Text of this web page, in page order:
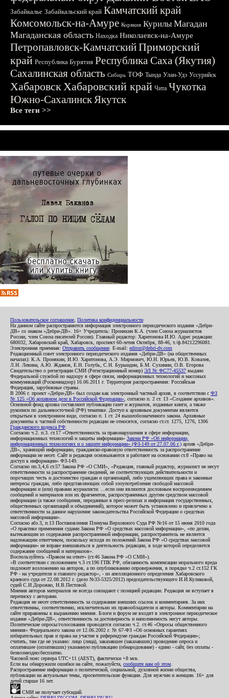
Забайкалье Забайкальский край Камчатский край
Комсомольск-на-Амуре Корякия Курилы Магадан
Магаданская область Находка Николаевск-на-Амуре
Петропавловск-КамчатскийПриморский
край Республика Бурятия Республика Саха (Якутия)
Сахалинская область Сибирь ТОФ Тында Улан-Удэ Уссурийск
ХабаровскХабаровский край Чита Чукотка
Южно-СахалинскЯкутск
Все теги >>
Пользовательское соглашение Политика конфиденциальности
На данном сайте распространяется информация электронного периодического издания «Дебри-
ДВ» со знаком «Дебри-ДВ». 16+ Учредитель: Пронякин К.А. (член Союза журналистов
России, член Союза писателей России). Главный редактор: Харитонова И.Ю. Адрес редакции:
680032, Хабаровский край, Хабаровск, проспект 60-летия Октября, 88-46, т./ф.84212296081.
Электронная приемная: Отправить сообщение . E-mail: editor@debri-dv.com
Редакционный совет электронного периодического издания «Дебри-ДВ» (на общественных
началах): К.А. Пронякин, И.Ю. Харитонова, А.Э. Мирмович, Ю.Н. Юрьев, Ю.В. Ковалев,
Л.Н. Левина, А.Ю. Жданов, Е.Н. Голубь, С.Н. Бурындин, Б.М. Сухинин, О.В. Егорова
Свидетельство о регистрации СМИ (Регистрационный номер) ЭЛ № ФС77-45537 выдано
Федеральной службой по надзору в сфере связи, информационных технологий и массовых
коммуникаций (Роскомнадзор) 16.06.2011 г. Территория распространения: Российская
Федерация, зарубежные страны.
В 2006 г. проект «Дебри-ДВ» был создан как электронный частный архив, в соответствии с ФЗ
№ 125 «Об архивном деле в Российской Федерации» , согласно п. 2 ст. 13 «Создание архивов».
Основной фонд архива составляют публикации газет и журналов, изданные книги, а также
рукописи по дальневосточной (РФ) тематике. Доступ к архивным документам является
открытым в электронном виде, согласно п. 1 ст. 24 вышеобозначенного закона. Архивные
документы к частной собственности редакции не относятся, согласно ст.ст. 1275, 1276, 1306
Гражданского кодекса РФ
Согласно ч.2. п.3. ст.17 «Ответственность за правонарушения в сфере информации,
информационных технологий и защиты информации» Закона РФ «Об информации,
информационных технологиях и о защите информации» (ФЗ-149 от 27.07.06 г.) архив «Дебри-
ДВ», хранящий информацию, гражданско-правовую ответственность за распространение
информации не несет. Сайт и редакция основываются и работают на основании ст.8 «Право на
доступ к информации» ФЗ-149.
Согласно пп.3,4,6 ст.57 Закона РФ «О СМИ», «Редакция, главный редактор, журналист не несут
ответственности за распространение сведений, не соответствующих действительности и
порочащих честь и достоинство граждан и организаций, либо ущемляющих права и законные
интересы граждан, либо представляющих собой злоупотребление свободой массовой
информации и (или) правами журналиста: ...если они являются дословным воспроизведением
сообщений и материалов или их фрагментов, распространенных другим средством массовой
информации (а также сообщения, переданные в пресс-релизах и информация государственных,
общественных организаций и объединений), которое может быть установлено и привлечено к
ответственности за данное нарушение законодательства Российской Федерации о средствах
массовой информации».
Согласно абз.3, п.13 Постановления Пленума Верховного Суда РФ №16 от 15 июня 2010 года
«О практике применения судами Закона РФ «О средствах массовой информации», «по делам,
вытекающим из содержания распространенной информации, распространитель не является
надлежащим ответчиком, поскольку исходя из положений Закона РФ «О средствах массовой
информации» не вправе вмешиваться в деятельность редакции, в ходе которой определяется
содержание сообщений и материалов».
Воспользуйтесь «Правом на ответ» (ст.46 Закона РФ «О СМИ»).
«В соответствии с положением ч.3 ст.196 ГПК РФ, обязанность компенсации морального вреда
подлежит возложению на авторов, а по опубликованию опровержения, в порядке ч.2 ст.152 ГК
РФ - на учредителя и главного редактор», - из апелляционного определения Хабаровского
краевого суда от 22.08.2012 г. (дело №33-5325/2012) председательствующего И.И.Куликовой,
судей С.И.Дорожко, Н.В.Пестовой.
Мнения авторов материалов не всегда совпадают с позицией редакции. Редакция не вступает в
переписку с авторами.
Редакция не несет ответственность за содержание внешних ссылок и комментариев. За них
ответственны, соответственно, исключительно их правообладатели и авторы. Комментарии на
сайте приравнены к выражению мнения. Блоги и форум не входят в электронное периодическое
издание «Дебри-ДВ», ответственность за достоверность и наполняемость несут авторы.
Политические опросы/голосования проводятся согласно ч.2. ст.46 «Опросы общественного
мнения» Федерального закона от 12.06.2002 г. № 67-ФЗ «Об основных гарантиях
избирательных прав и права на участие в референдуме граждан Российской Федерации»;
считать, там где не указано: лицо (лица), заказавшее (заказавших) проведение опроса и
оплатившее (оплативших) указанную публикацию (обнародование) - едино - сайт, без оплаты -
безвозмездно/бесплатно.
Часовой пояс сервера UTC+11 (AEST), фактически +8 мск.
Если вы обнаружили ошибки на сайте, пожалуйста, сообщите нам об этом
Распространение информации о политической, социальной, духовной жизни общества,
публикации на актуальные темы, просветительские функции. Для мужчин и женщин. 16+ для
детей старше 16 лет.
СМИ не получает субсидий.